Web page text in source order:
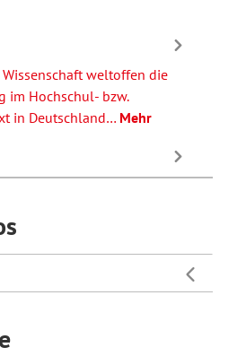
weltoffen die
im Hochschul- bzw.
in Deutschland… Mehr